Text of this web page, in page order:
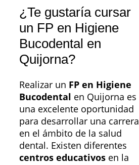
¿Te gustaría cursar
un FP en Higiene
Bucodental en
Quijorna?
Realizar un FP en Higiene
Bucodental en Quijorna es
una excelente oportunidad
para desarrollar una carrera
en el ámbito de la salud
dental. Existen diferentes
centros educativos en la